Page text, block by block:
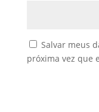
Salvar meus
próxima vez que